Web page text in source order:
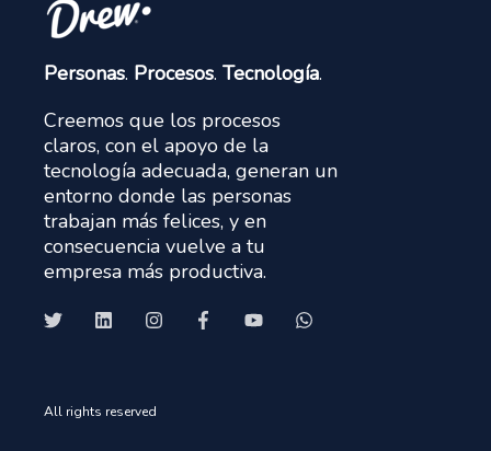
Personas. Procesos. Tecnología.
Creemos que los procesos
claros, con el apoyo de la
tecnología adecuada, generan un
entorno donde las personas
trabajan más felices, y en
consecuencia vuelve a tu
empresa más productiva.
All rights reserved